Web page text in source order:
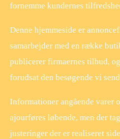
fornemme kundernes
Denne hjemmeside er
samarbejder med en række
publicerer firmaernes tilbud,
forudsat den besøgende vi
Informationer angående varer
ajourføres løbende, men der
justeringer der er realiseret